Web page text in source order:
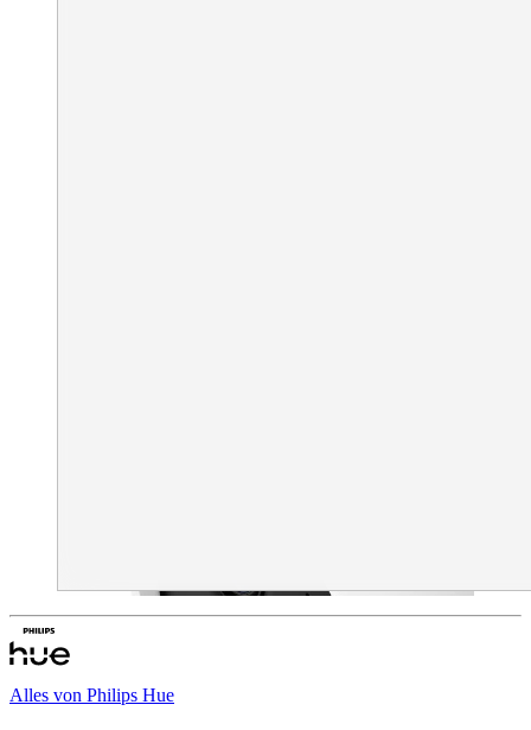
Alles von Philips Hue